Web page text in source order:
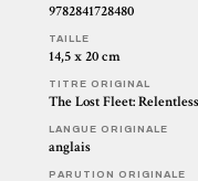
9782841728480
TAILLE
14,5 x 20 cm
TITRE ORIGINAL
The Lost Fleet: Relentless
LANGUE ORIGINALE
anglais
PARUTION ORIGINALE